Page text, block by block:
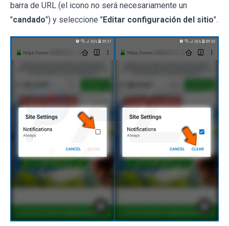
barra de URL (el icono no será necesariamente un
"candado") y seleccione "Editar configuración del sitio".